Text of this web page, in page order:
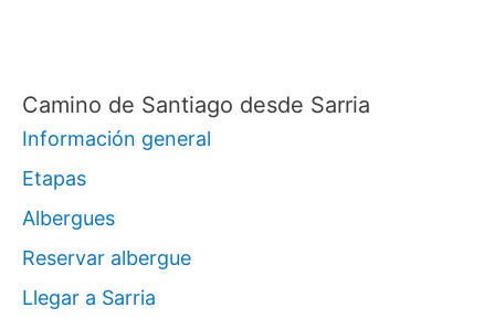
Camino de Santiago desde Sarria
Información general
Etapas
Albergues
Reservar albergue
Llegar a Sarria